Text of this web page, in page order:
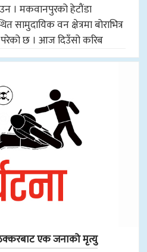
। मकवानपुरको हेटौंडा
सामुदायिक वन क्षेत्रमा बोराभित्र
छ । आज दिउँसो करिब
एक जनाको मृत्यु